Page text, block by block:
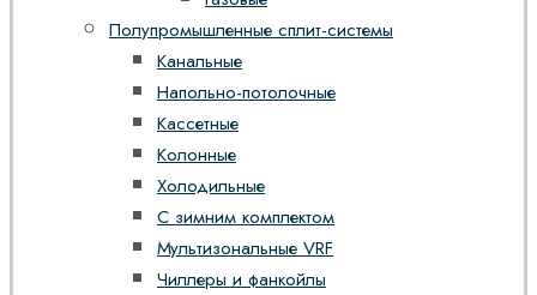
Полупромышленные сплит-системы
Канальные
Напольно-потолочные
Кассетные
Колонные
Холодильные
С зимним комплектом
Мультизональные VRF
Чиллеры и фанкойлы